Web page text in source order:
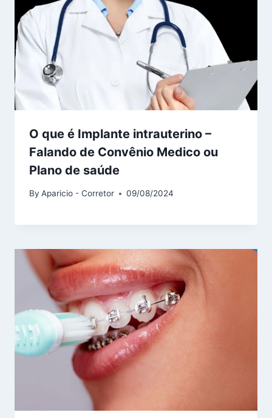
O que é Implante intrauterino –
Falando de Convênio Medico ou
Plano de saúde
By Aparicio - Corretor 09/08/2024